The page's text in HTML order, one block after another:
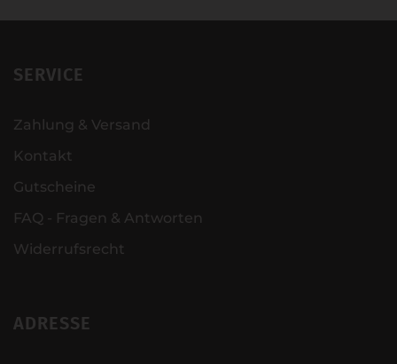
SERVICE
Zahlung & Versand
Kontakt
Gutscheine
FAQ - Fragen & Antworten
Widerrufsrecht
ADRESSE